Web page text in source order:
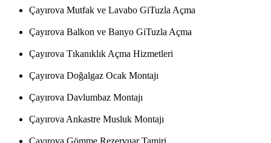
Çayırova Mutfak ve Lavabo GiTuzla Açma
Çayırova Balkon ve Banyo GiTuzla Açma
Çayırova Tıkanıklık Açma Hizmetleri
Çayırova Doğalgaz Ocak Montajı
Çayırova Davlumbaz Montajı
Çayırova Ankastre Musluk Montajı